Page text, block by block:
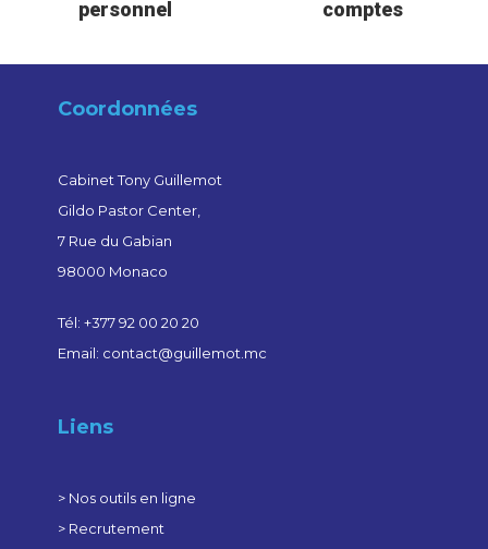
personnel
comptes
Coordonnées
Cabinet Tony Guillemot
Gildo Pastor Center,
7 Rue du Gabian
98000 Monaco
Tél: +377 92 00 20 20
Email: contact@guillemot.mc
Liens
> Nos outils en ligne
> Recrutement